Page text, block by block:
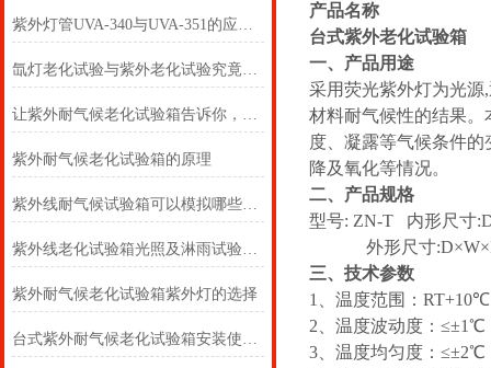
紫外灯管UVA-340与UVA-351的应用范围
氙灯老化试验与紫外老化试验究竟孰好？
让紫外耐气候老化试验箱告诉你，何为老化？
紫外耐气候老化试验箱的原理
紫外线耐气候试验箱可以模拟哪些环境?
紫外线老化试验箱光照及淋雨试验环节介绍
紫外耐气候老化试验箱紫外灯的选择
台式紫外耐气候老化试验箱安装使用注意事项
产品名称
台式紫外老化试验箱
一、产品用途
采用荧光紫外灯为光
材料耐气候性的结果
度、凝露等气候条件
降及氧化等情况。
二、产品规格
型号: ZN-T 内形尺寸
外形尺寸:D×W×H
三、技术参数
1、温度范围：
2、温度波动度：≤±1℃
3、温度均匀度：≤±2℃